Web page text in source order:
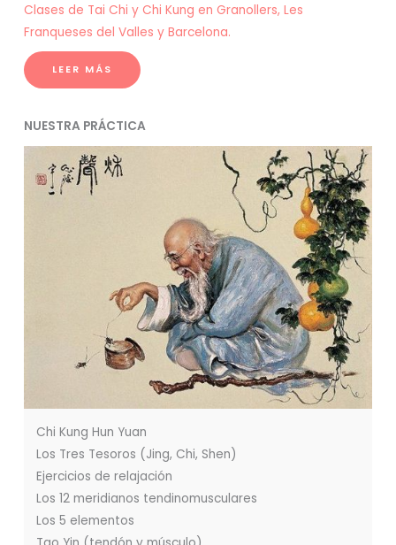
Clases de Tai Chi y Chi Kung en Granollers, Les
Franqueses del Valles y Barcelona.
LEER MÁS
NUESTRA PRÁCTICA
Chi Kung Hun Yuan
Los Tres Tesoros (Jing, Chi, Shen)
Ejercicios de relajación
Los 12 meridianos tendinomusculares
Los 5 elementos